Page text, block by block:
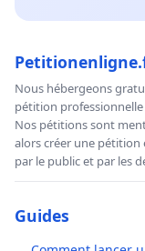
Nous hébergeons
pétition
Nos pétitions sont
alors créer une pétition
par le public et par les
Guides